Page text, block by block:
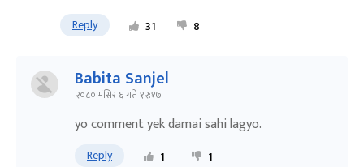
Reply 31 8
Babita Sanjel
२०८० मंसिर ६ गते १२:१७
yo comment yek damai sahi lagyo.
Reply 1 1